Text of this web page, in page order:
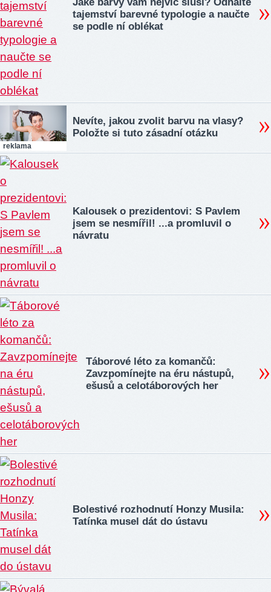
tajemství barevné typologie a naučte
se podle ní oblékat
reklama
Nevíte, jakou zvolit barvu na vlasy?
Položte si tuto zásadní otázku
Kalousek o prezidentovi: S Pavlem
jsem se nesmířil! ...a promluvil o
návratu
Táborové léto za komančů:
Zavzpomínejte na éru nástupů,
ešusů a celotáborových her
Bolestivé rozhodnutí Honzy Musila:
Tatínka musel dát do ústavu